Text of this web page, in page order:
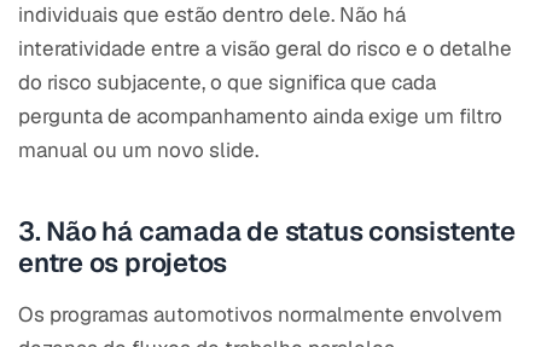
individuais que estão dentro dele. Não há
interatividade entre a visão geral do risco e o detalhe
do risco subjacente, o que significa que cada
pergunta de acompanhamento ainda exige um filtro
manual ou um novo slide.
3. Não há camada de status consistente
entre os projetos
Os programas automotivos normalmente envolvem